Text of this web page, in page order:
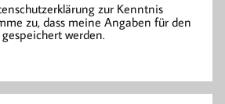
zur Kenntnis
zu, dass meine Angaben für den
werden.